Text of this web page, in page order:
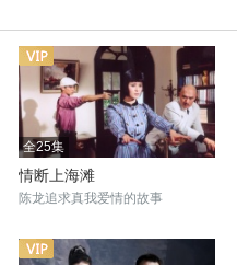
全25集
情断上海滩
陈龙追求真我爱情的故事